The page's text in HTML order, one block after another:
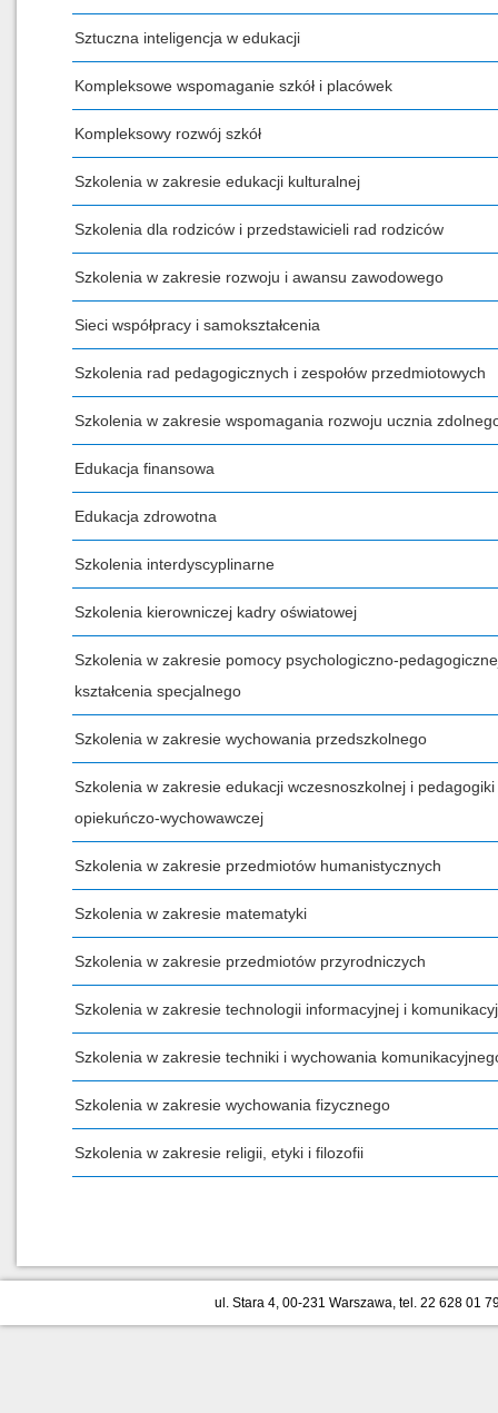
Sztuczna inteligencja w edukacji
Kompleksowe wspomaganie szkół i placówek
Kompleksowy rozwój szkół
Szkolenia w zakresie edukacji kulturalnej
Szkolenia dla rodziców i przedstawicieli rad rodziców
Szkolenia w zakresie rozwoju i awansu zawodowego
Sieci współpracy i samokształcenia
Szkolenia rad pedagogicznych i zespołów przedmiotowych
Szkolenia w zakresie wspomagania rozwoju ucznia
Edukacja finansowa
Edukacja zdrowotna
Szkolenia interdyscyplinarne
Szkolenia kierowniczej kadry oświatowej
Szkolenia w zakresie pomocy psychologiczno-
kształcenia specjalnego
Szkolenia w zakresie wychowania przedszkolnego
Szkolenia w zakresie edukacji wczesnoszkolnej i pedagogiki
opiekuńczo-wychowawczej
Szkolenia w zakresie przedmiotów humanistycznych
Szkolenia w zakresie matematyki
Szkolenia w zakresie przedmiotów przyrodniczych
Szkolenia w zakresie technologii informacyjnej i
Szkolenia w zakresie techniki i wychowania
Szkolenia w zakresie wychowania fizycznego
Szkolenia w zakresie religii, etyki i filozofii
ul. Stara 4, 00-231 Warszawa, tel. 22 628 01